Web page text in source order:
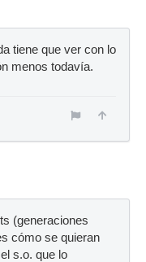
tiene que ver con lo
menos todavía.
(generaciones
cómo se quieran
s.o. que lo